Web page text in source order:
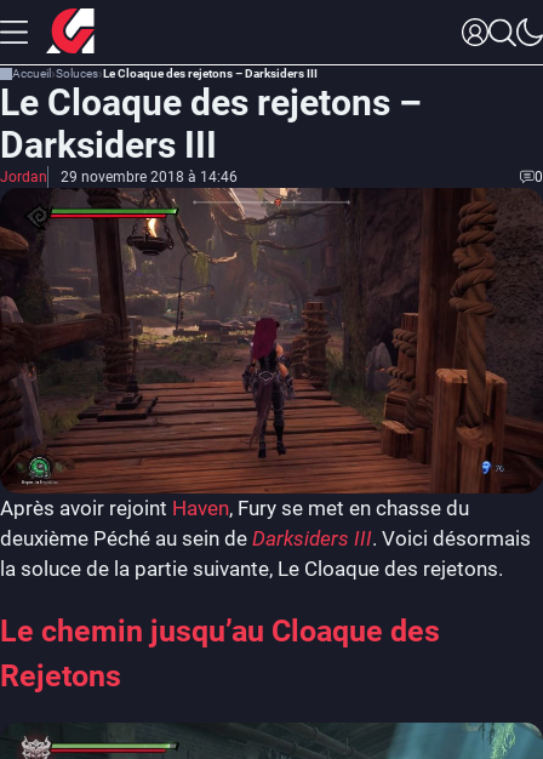
Accueil Soluces Le Cloaque des rejetons – Darksiders III
Le Cloaque des rejetons –
Darksiders III
Jordan 29 novembre 2018 à 14:46 0
Après avoir rejoint Haven, Fury se met en chasse du
deuxième Péché au sein de Darksiders III. Voici désormais
la soluce de la partie suivante, Le Cloaque des rejetons.
Le chemin jusqu’au Cloaque des
Rejetons